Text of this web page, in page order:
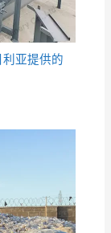
亚提供的